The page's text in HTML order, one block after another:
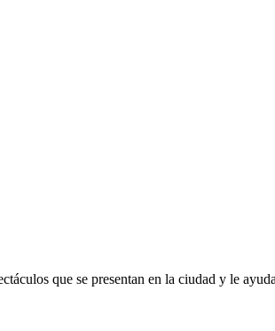
que se presentan en la ciudad y le